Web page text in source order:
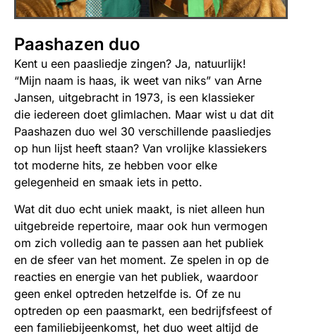
Paashazen duo
Kent u een paasliedje zingen? Ja, natuurlijk!
“Mijn naam is haas, ik weet van niks” van Arne
Jansen, uitgebracht in 1973, is een klassieker
die iedereen doet glimlachen. Maar wist u dat dit
Paashazen duo wel 30 verschillende paasliedjes
op hun lijst heeft staan? Van vrolijke klassiekers
tot moderne hits, ze hebben voor elke
gelegenheid en smaak iets in petto.
Wat dit duo echt uniek maakt, is niet alleen hun
uitgebreide repertoire, maar ook hun vermogen
om zich volledig aan te passen aan het publiek
en de sfeer van het moment. Ze spelen in op de
reacties en energie van het publiek, waardoor
geen enkel optreden hetzelfde is. Of ze nu
optreden op een paasmarkt, een bedrijfsfeest of
een familiebijeenkomst, het duo weet altijd de